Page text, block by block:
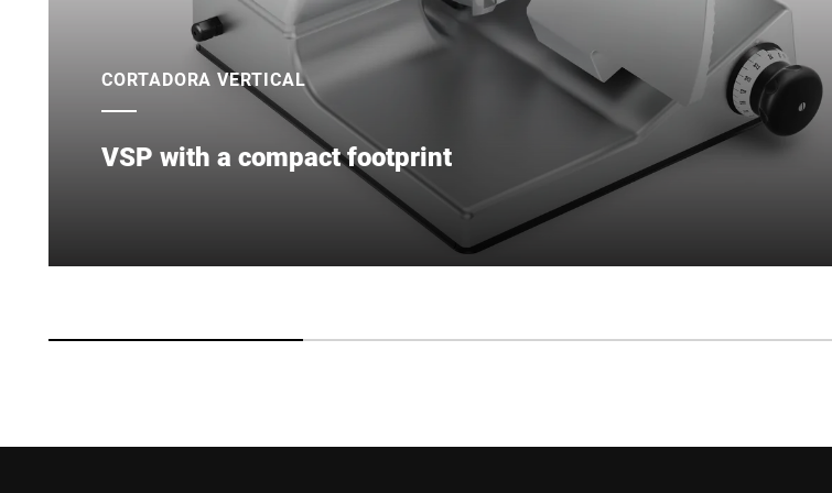
CORTADORA VERTICAL
VSP with a compact footprint
We developed the compact version of the VSP with a 280 mm blade and a reduced option range
specifically for kitchens where space is limited.